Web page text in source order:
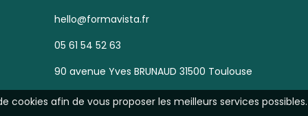
hello@formavista.fr
05 61 54 52 63
90 avenue Yves BRUNAUD 31500 Toulouse
cookies afin de vous proposer les meilleurs services possibles.